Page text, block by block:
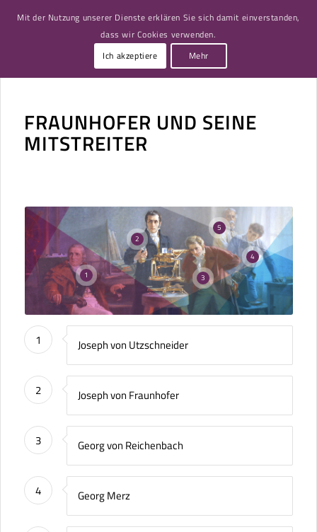
FRAUNHOFER UND SEINE
MITSTREITER
1
2
3
4
5
1 Joseph von Utzschneider
2 Joseph von Fraunhofer
3 Georg von Reichenbach
4 Georg Merz
Mit der Nutzung unserer Dienste erklären Sie sich damit einverstanden,
dass wir Cookies verwenden.
Ich akzeptiere
Mehr